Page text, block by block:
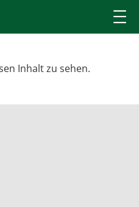
Inhalt zu sehen.